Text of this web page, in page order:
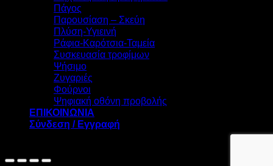
Πάγος
Παρουσίαση – Σκεύη
Πλύση-Υγιεινή
Ράφια-Καρότσια-Ταμεία
Συσκευασία τροφίμων
Ψήσιμο
Ζυγαριές
Φούρνοι
Ψηφιακή οθόνη προβολής
ΕΠΙΚΟΙΝΩΝΙΑ
Σύνδεση / Εγγραφή